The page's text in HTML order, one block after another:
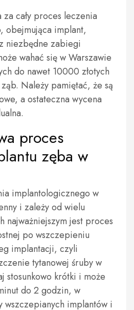
za cały proces leczenia
obejmująca implant,
niezbędne zabiegi
wahać się w Warszawie
do nawet 10000 złotych
Należy pamiętać, że są
a ostateczna wycena
proces
zęba w
implantologicznego w
i zależy od wielu
najważniejszym jest proces
po wszczepieniu
implantacji, czyli
tytanowej śruby w
stosunkowo krótki i może
do 2 godzin, w
wszczepianych implantów i